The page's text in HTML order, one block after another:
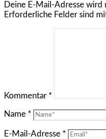
Deine E-Mail-Adresse
Erforderliche Felder sind
Kommentar *
Name *
E-Mail-Adresse *